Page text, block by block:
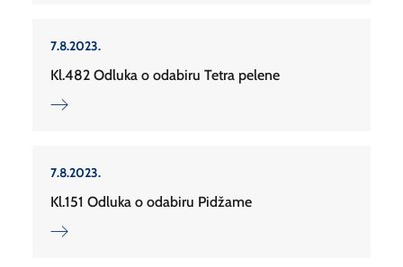
7.8.2023.
Kl.482 Odluka o odabiru Tetra pelene
7.8.2023.
Kl.151 Odluka o odabiru Pidžame